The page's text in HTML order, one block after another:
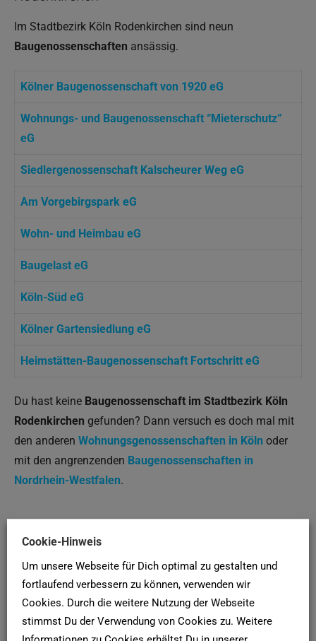
Im Stadtbezirk Köln Rodenkirchen sind neun
Baugenossenschaften ansässig.
Kölner Baugenossenschaft von 1920 eG
Wohnungs- und Baugenossenschaft “Mieterschutz”
eG
Siedlergenossenschaft Kalscheurer Weg eG
Am Vorgebirgspark eG
Wohn- und Heimbau eG
Baugelast eG
Köln-Süd eG
Kölner Gartensiedlung eG
Heimstätten-Baugenossenschaft Fortschritt eG
Du hast keine Baugenossenschaft im Stadtbezirk Köln
Rodenkirchen gefunden? Dann versuch es doch mal mit
den anderen Wohnungsgenossenschaften in Köln oder
mit den angrenzenden Baugenossenschaften in
Nordrhein-Westfalen.
SCHUFA-AUSKUNFT
Hier deineSCHUFA-Bonitätsauskunft für Vermieter online
bei derSCHUFAanfordern!
Newsletter
Cookie-Hinweis
Um unsere Webseite für Dich optimal zu gestalten und
fortlaufend verbessern zu können, verwenden wir
Cookies. Durch die weitere Nutzung der Webseite
stimmst Du der Verwendung von Cookies zu. Weitere